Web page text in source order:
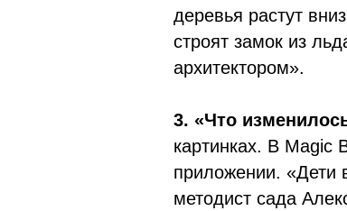
деревья растут
строят замок из
архитектором».
3. «Что
картинках. В Magic
приложении. «Дети
методист сада